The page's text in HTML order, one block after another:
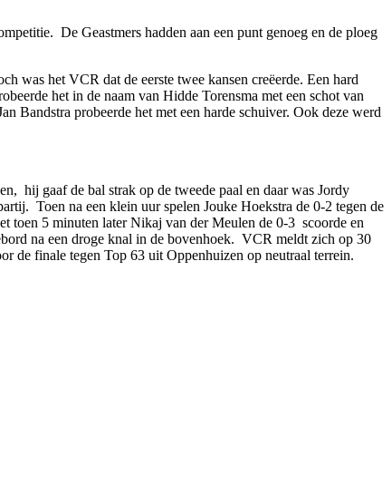
De Geastmers hadden aan een punt genoeg en de ploeg
was het VCR dat de eerste twee kansen creëerde. Een hard
het in de naam van Hidde Torensma met een schot van
Bandstra probeerde het met een harde schuiver. Ook deze werd
hij gaaf de bal strak op de tweede paal en daar was Jordy
Toen na een klein uur spelen Jouke Hoekstra de 0-2 tegen de
toen 5 minuten later Nikaj van der Meulen de 0-3 scoorde en
na een droge knal in de bovenhoek. VCR meldt zich op 30
de finale tegen Top 63 uit Oppenhuizen op neutraal terrein.